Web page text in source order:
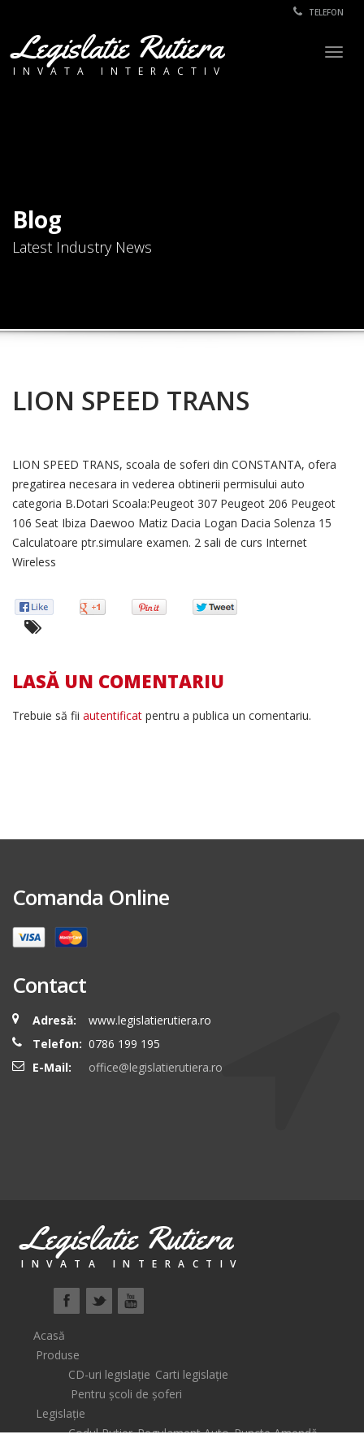
TELEFON
Legislatie Rutiera
INVATA INTERACTIV
Blog
Latest Industry News
LION SPEED TRANS
LION SPEED TRANS, scoala de soferi din CONSTANTA, ofera
pregatirea necesara in vederea obtinerii permisului auto
categoria B.Dotari Scoala:Peugeot 307 Peugeot 206 Peugeot
106 Seat Ibiza Daewoo Matiz Dacia Logan Dacia Solenza 15
Calculatoare ptr.simulare examen. 2 sali de curs Internet
Wireless
LASĂ UN COMENTARIU
Trebuie să fii autentificat pentru a publica un comentariu.
Comanda Online
Contact
Adresă:
www.legislatierutiera.ro
Telefon: 0786 199 195
E-Mail:
office@legislatierutiera.ro
Legislatie Rutiera
INVATA INTERACTIV
Acasă
Produse
CD-uri legislație Carti legislație
Pentru școli de șoferi
Legislație
Codul Rutier Regulament Auto Puncte Amendă